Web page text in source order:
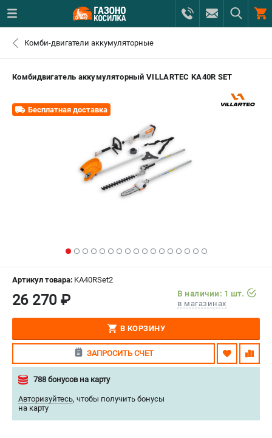
СЕРВИС
МАГАЗИНЫ
ИЗБРАННОЕ ( 0 )
СРАВНЕНИЕ ( 0 )
ВХОД ИЛИ РЕГИСТРАЦИЯ
ЗАКАЗАТЬ ЗАПЧАСТЬ
- ЗАКАЗ ЗАПЧАСТЕЙ
+7 (812) 615-80-17 - ЗАКАЗ ИЗДЕЛИЙ
0 ₽
ПОДДЕРЖКА
Комби-двигатели аккумуляторные
Комбидвигатель аккумуляторный VILLARTEC KА40R SET
Бесплатная доставка
Артикул товара: KA40RSet2
26 270 ₽
В наличии: 1 шт.
в магазинах
В КОРЗИНУ
ЗАПРОСИТЬ СЧЕТ
788 бонусов на карту
Авторизуйтесь, чтобы получить бонусы
на карту